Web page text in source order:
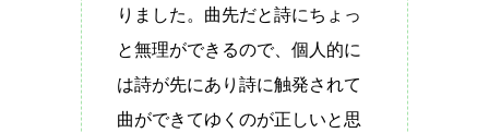
りました。曲先だと詩にちょっ
と無理ができるので、個人的に
は詩が先にあり詩に触発されて
曲ができてゆくのが正しいと思